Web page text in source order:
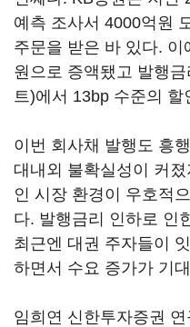
예측 조사서 4000억원
주문을 받은 바 있다.
원으로 증액됐고 발행
트)에서 13bp 수준의 할
이번 회사채 발행도 흥
대내외 불확실성이 커
인 시장 환경이 우호적
다. 발행금리 인하로 인
최근엔 대권 주자들이
하면서 수요 증가가 기
임희연 신한투자증권